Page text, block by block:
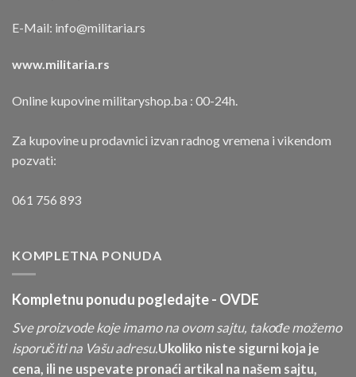
E-Mail: info@militaria.rs
www.militaria.rs
Online kupovine militaryshop.ba : 00-24h.
Za kupovine u prodavnici izvan radnog vremena i vikendom
pozvati:
061 756 893
KOMPLETNA PONUDA
Kompletnu ponudu pogledajte - OVDE
Sve proizvode koje imamo na ovom sajtu, takođe možemo
isporučiti na Vašu adresu.Ukoliko niste sigurni koja je
cena, ili ne uspevate pronaći artikal na našem sajtu,